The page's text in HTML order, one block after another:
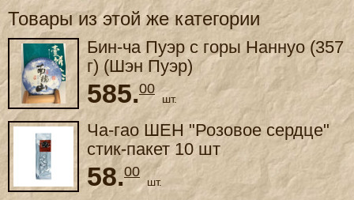
Товары из этой же категории
Бин-ча Пуэр с горы Наннуо (357
г) (Шэн Пуэр)
585.00
шт.
Ча-гао ШЕН "Розовое сердце"
стик-пакет 10 шт
58.00
шт.